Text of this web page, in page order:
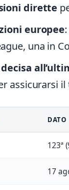
dirette
europee
una in
assicurarsi
DATO
123ª
17